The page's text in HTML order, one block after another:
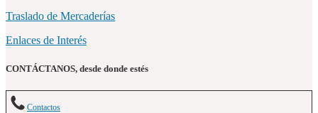
Traslado de Mercaderías
Enlaces de Interés
CONTÁCTANOS, desde donde estés
Contactos